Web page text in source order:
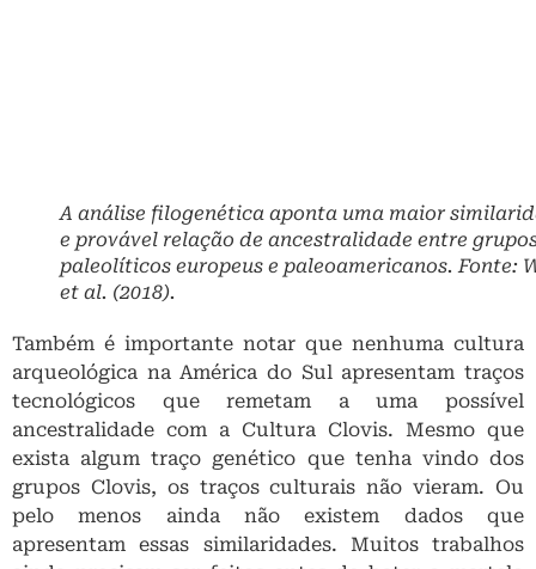
tecnológicos que remetam a uma possível
ancestralidade com a Cultura Clovis. Mesmo que
exista algum traço genético que tenha vindo dos
grupos Clovis, os traços culturais não vieram. Ou
apresentam essas similaridades. Muitos trabalhos
ainda precisam ser feitos antes de bater o martelo
nessa questão. Alguns deles já estão demonstrando
que, pelo menos no território Brasileiro, as
ocupações humanas mais densas que se iniciaram há
cerca de 13 mil anos são caracterizadas por culturas
arqueológicas bastante distintas, e sem traços de
ancestralidade em lugar nenhum.